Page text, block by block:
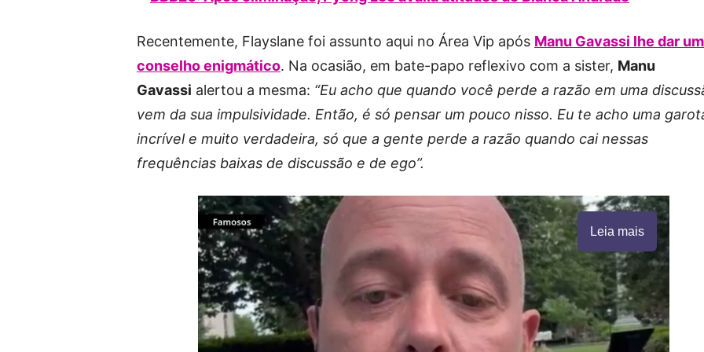
Recentemente, Flayslane foi assunto aqui no Área Vip após Manu Gavassi lhe dar um
conselho enigmático. Na ocasião, em bate-papo reflexivo com a sister, Manu
Gavassi alertou a mesma: “Eu acho que quando você perde a razão em uma
vem da sua impulsividade. Então, é só pensar um pouco nisso. Eu te acho uma
incrível e muito verdadeira, só que a gente perde a razão quando cai nessas
frequências baixas de discussão e de ego”.
Leia mais